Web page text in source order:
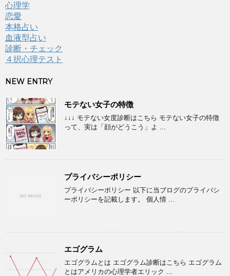
心理学
恋愛
本格占い
血液型占い
診断・チェック
４択心理テスト
NEW ENTRY
モテない女子の特徴
↓↓↓ モテない女度診断はこちら モテない女子の特徴
って、実は「顔がどうこう」よ ...
プライバシーポリシー
プライバシーポリシー 以下に当ブログのプライバシ
ーポリシーを記載します。 個人情 ...
エゴグラム
エゴグラムとは エゴグラム診断はこちら エゴグラム
とはアメリカの心理学者エリック ...